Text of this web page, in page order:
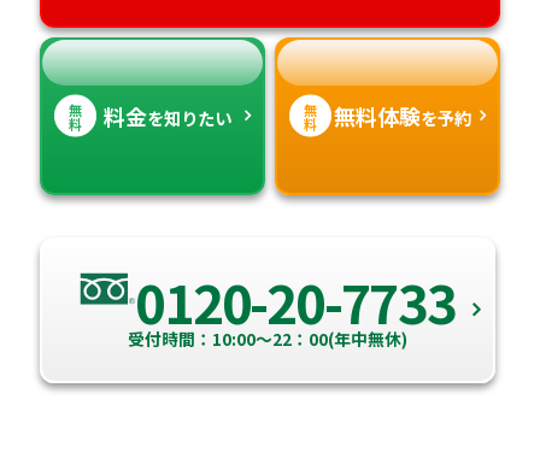
高知県
沖縄県
無
料 料金を知りたい 無
料 無料体験を予約
0120-20-7733
受付時間：10:00～22：00(年中無休)